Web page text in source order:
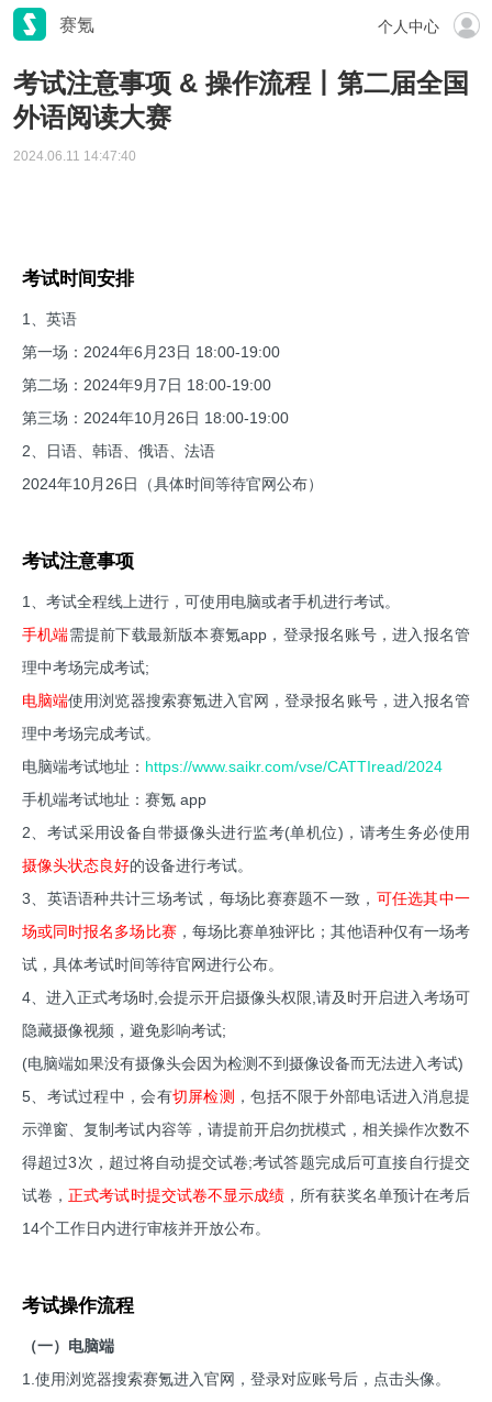
赛氪 个人中心
考试注意事项 & 操作流程丨第二届全国
外语阅读大赛
2024.06.11 14:47:40
考试时间安排
1、英语
第一场：2024年6月23日 18:00-19:00
第二场：2024年9月7日 18:00-19:00
第三场：2024年10月26日 18:00-19:00
2、日语、韩语、俄语、法语
2024年10月26日（具体时间等待官网公布）
考试注意事项
1、考试全程线上进行，可使用电脑或者手机进行考试。
手机端需提前下载最新版本赛氪app，登录报名账号，进入报名管
理中考场完成考试;
电脑端使用浏览器搜索赛氪进入官网，登录报名账号，进入报名管
理中考场完成考试。
电脑端考试地址： https://www.saikr.com/vse/CATTIread/2024
手机端考试地址：赛氪 app
2、考试采用设备自带摄像头进行监考(单机位)，请考生务必使用
摄像头状态良好的设备进行考试。
3、英语语种共计三场考试，每场比赛赛题不一致， 可任选其中一
场或同时报名多场比赛，每场比赛单独评比；其他语种仅有一场考
试，具体考试时间等待官网进行公布。
4、进入正式考场时,会提示开启摄像头权限,请及时开启进入考场可
隐藏摄像视频，避免影响考试;
(电脑端如果没有摄像头会因为检测不到摄像设备而无法进入考试)
5、考试过程中，会有切屏检测 ，包括不限于外部电话进入消息提
示弹窗、复制考试内容等，请提前开启勿扰模式，相关操作次数不
得超过3次，超过将自动提交试卷;考试答题完成后可直接自行提交
试卷，正式考试时提交试卷不显示成绩 ，所有获奖名单预计在考后
14个工作日内进行审核并开放公布。
考试操作流程
（一）电脑端
1.使用浏览器搜索赛氪进入官网，登录对应账号后，点击头像。